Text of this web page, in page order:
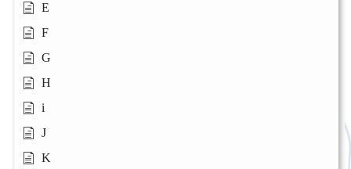
E
F
G
H
i
J
K